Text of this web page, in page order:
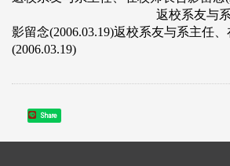
返校系友与系主任、
影留念(2006.03.19)返校系友与系主任
(2006.03.19)
Share